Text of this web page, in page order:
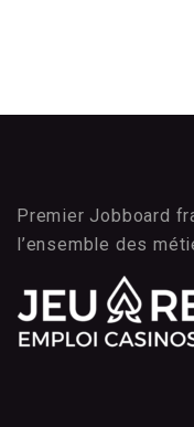
Premier Jobboard
l’ensemble des